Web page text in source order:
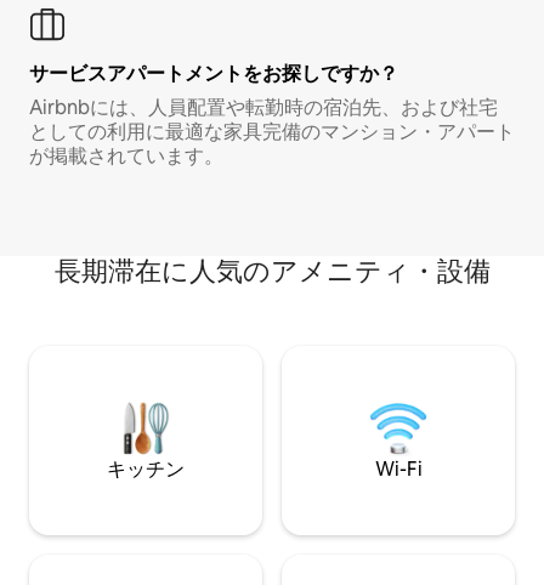
サービスアパートメントをお探しですか？
Airbnbには、人員配置や転勤時の宿泊先、および社宅
としての利用に最適な家具完備のマンション・アパート
が掲載されています。
長期滞在に人気のアメニティ・設備
キッチン Wi-Fi